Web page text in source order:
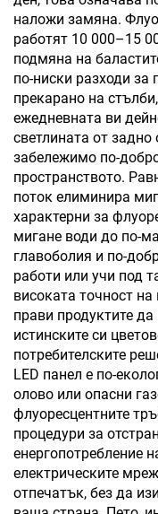
наложи замяна.
работят 10 000–15
подмяна на
по-ниски разходи
прекарано на
ежедневната ви
светлината от задно
забележимо по-
пространството.
поток елиминира
характерни за
мигане води до по-
главоболия и по-
работи или учи под
високата точност
прави продуктите
истинските си
потребителските
LED панел е по-
олово или опасни
флуоресцентните
процедури за
енергопотребление
електрическите
отпечатък, без да